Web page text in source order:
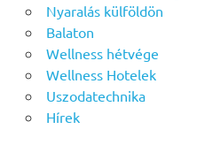
Nyaralás külföldön
Balaton
Wellness hétvége
Wellness Hotelek
Uszodatechnika
Hírek